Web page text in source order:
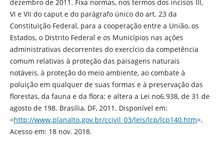
dezembro de 2011. Fixa normas, nos termos dos incisos III,
VI e VII do caput e do parágrafo único do art. 23 da
Constituição Federal, para a cooperação entre a União, os
Estados, o Distrito Federal e os Municípios nas ações
administrativas decorrentes do exercício da competência
comum relativas à proteção das paisagens naturais
notáveis, à proteção do meio ambiente, ao combate à
poluição em qualquer de suas formas e à preservação das
florestas, da fauna e da flora; e altera a Lei no6.938, de 31 de
agosto de 198. Brasília, DF, 2011. Disponível em:
<http://www.planalto.gov.br/ccivil_03/leis/lcp/lcp140.htm>.
Acesso em: 18 nov. 2018.